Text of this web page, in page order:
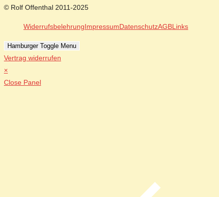
© Rolf Offenthal 2011-2025
WiderrufsbelehrungImpressumDatenschutzAGBLinks
Hamburger Toggle Menu
Vertrag widerrufen
×
Close Panel